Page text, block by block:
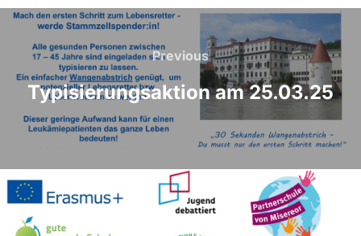
Beitragsnavigation
Previous
Previous
Typisierungsaktion am 25.03.25